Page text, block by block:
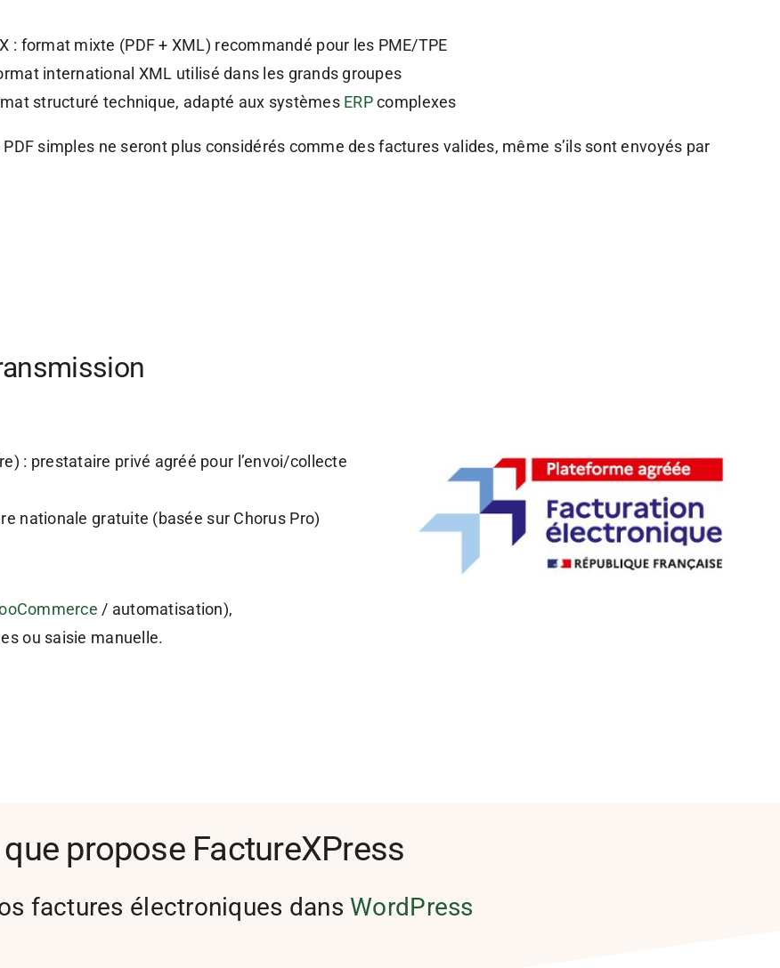
: format mixte (PDF + XML) recommandé pour les PME/TPE
international XML utilisé dans les grands groupes
structuré technique, adapté aux systèmes ERPcomplexes
PDF simples ne seront plus considérés comme des factures valides, même s’ils sont envoyés par
: prestataire privé agréé pour l’envoi/collecte
nationale gratuite (basée sur Chorus Pro)
/ automatisation),
ou saisie manuelle.
que propose FactureXPress
factures électroniques dans WordPress